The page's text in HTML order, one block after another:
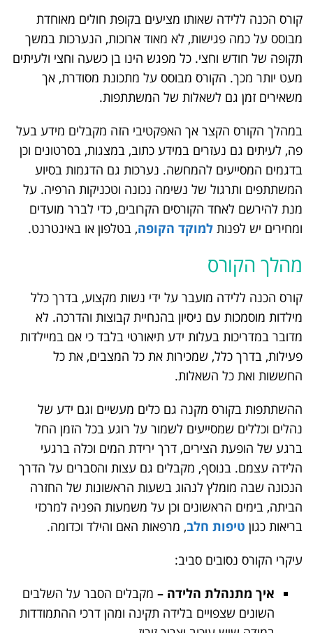
קורס הכנה ללידה שאותו מציעים בקופת חולים מאוחדת
מבוסס על כמה פגישות, לא מאוד ארוכות, הנערכות במשך
תקופה של חודש וחצי. כל מפגש הינו בן כשעה וחצי ולעיתים
מעט יותר מכך. הקורס מבוסס על מתכונת מסודרת, אך
משאירים זמן גם לשאלות של המשתתפות.
במהלך הקורס הקצר אך האפקטיבי הזה מקבלים מידע בעל
פה, לעיתים גם נעזרים במידע כתוב, במצגות, בסרטונים וכן
בדגמים המסייעים להמחשה. נערכות גם הדגמות בסיוע
המשתתפים ותרגול של נשימה נכונה וטכניקות הרפיה. על
מנת להירשם לאחד הקורסים הקרובים, כדי לברר מועדים
ומחירים יש לפנות למוקד הקופה, בטלפון או באינטרנט.
מהלך הקורס
קורס הכנה ללידה מועבר על ידי נשות מקצוע, בדרך כלל
מילדות מוסמכות עם ניסיון בהנחיית קבוצות והדרכה. לא
מדובר במדריכות בעלות ידע תיאורטי בלבד כי אם במיילדות
פעילות, בדרך כלל, שמכירות את כל המצבים, את כל
החששות ואת כל השאלות.
ההשתתפות בקורס מקנה גם כלים מעשיים וגם ידע של
נהלים וכללים שמסייעים לשמור על רוגע בכל הזמן החל
ברגע של הופעת הצירים, דרך ירידת המים וכלה ברגעי
הלידה עצמם. בנוסף, מקבלים גם עצות והסברים על הדרך
הנכונה שבה מומלץ לנהוג בשעות הראשונות של החזרה
הביתה, בימים הראשונים וכן על משמעות הפניה למרכזי
בריאות כגון טיפות חלב, מרפאות האם והילד וכדומה.
עיקרי הקורס נסובים סביב:
איך מתנהלת הלידה – מקבלים הסבר על השלבים
השונים שצפויים בלידה תקינה ומהן דרכי ההתמודדות